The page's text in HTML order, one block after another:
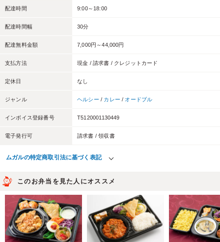
配達時間 9:00～18:00
配達時間幅 30分
配達無料金額 7,000円～44,000円
支払方法 現金 / 請求書 / クレジットカード
定休日 なし
ジャンル ヘルシー / カレー / オードブル
インボイス登録番号 T5120001130449
電子発行可 請求書 / 領収書
ムガルの特定商取引法に基づく表記
このお弁当を見た人にオススメ